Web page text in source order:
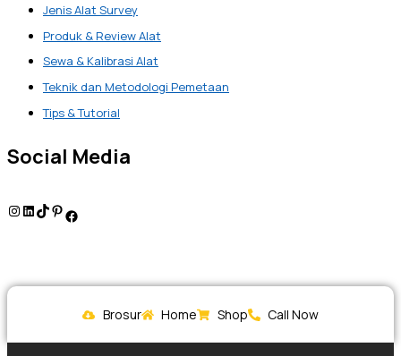
Jenis Alat Survey
Produk & Review Alat
Sewa & Kalibrasi Alat
Teknik dan Metodologi Pemetaan
Tips & Tutorial
Social Media
Brosur Home Shop Call Now